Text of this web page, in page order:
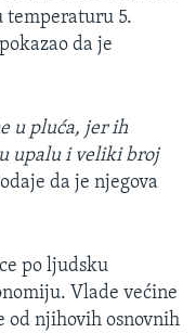
temperaturu 5.
da je
u pluća, jer ih
upalu i veliki broj
da je njegova
po ljudsku
Vlade većine
od njihovih osnovnih